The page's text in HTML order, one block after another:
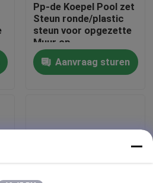
Sluiting
Pp-de Koepel Pool zet
Steun ronde/plastic
steun voor opgezette
Muur op
Aanvraag sturen